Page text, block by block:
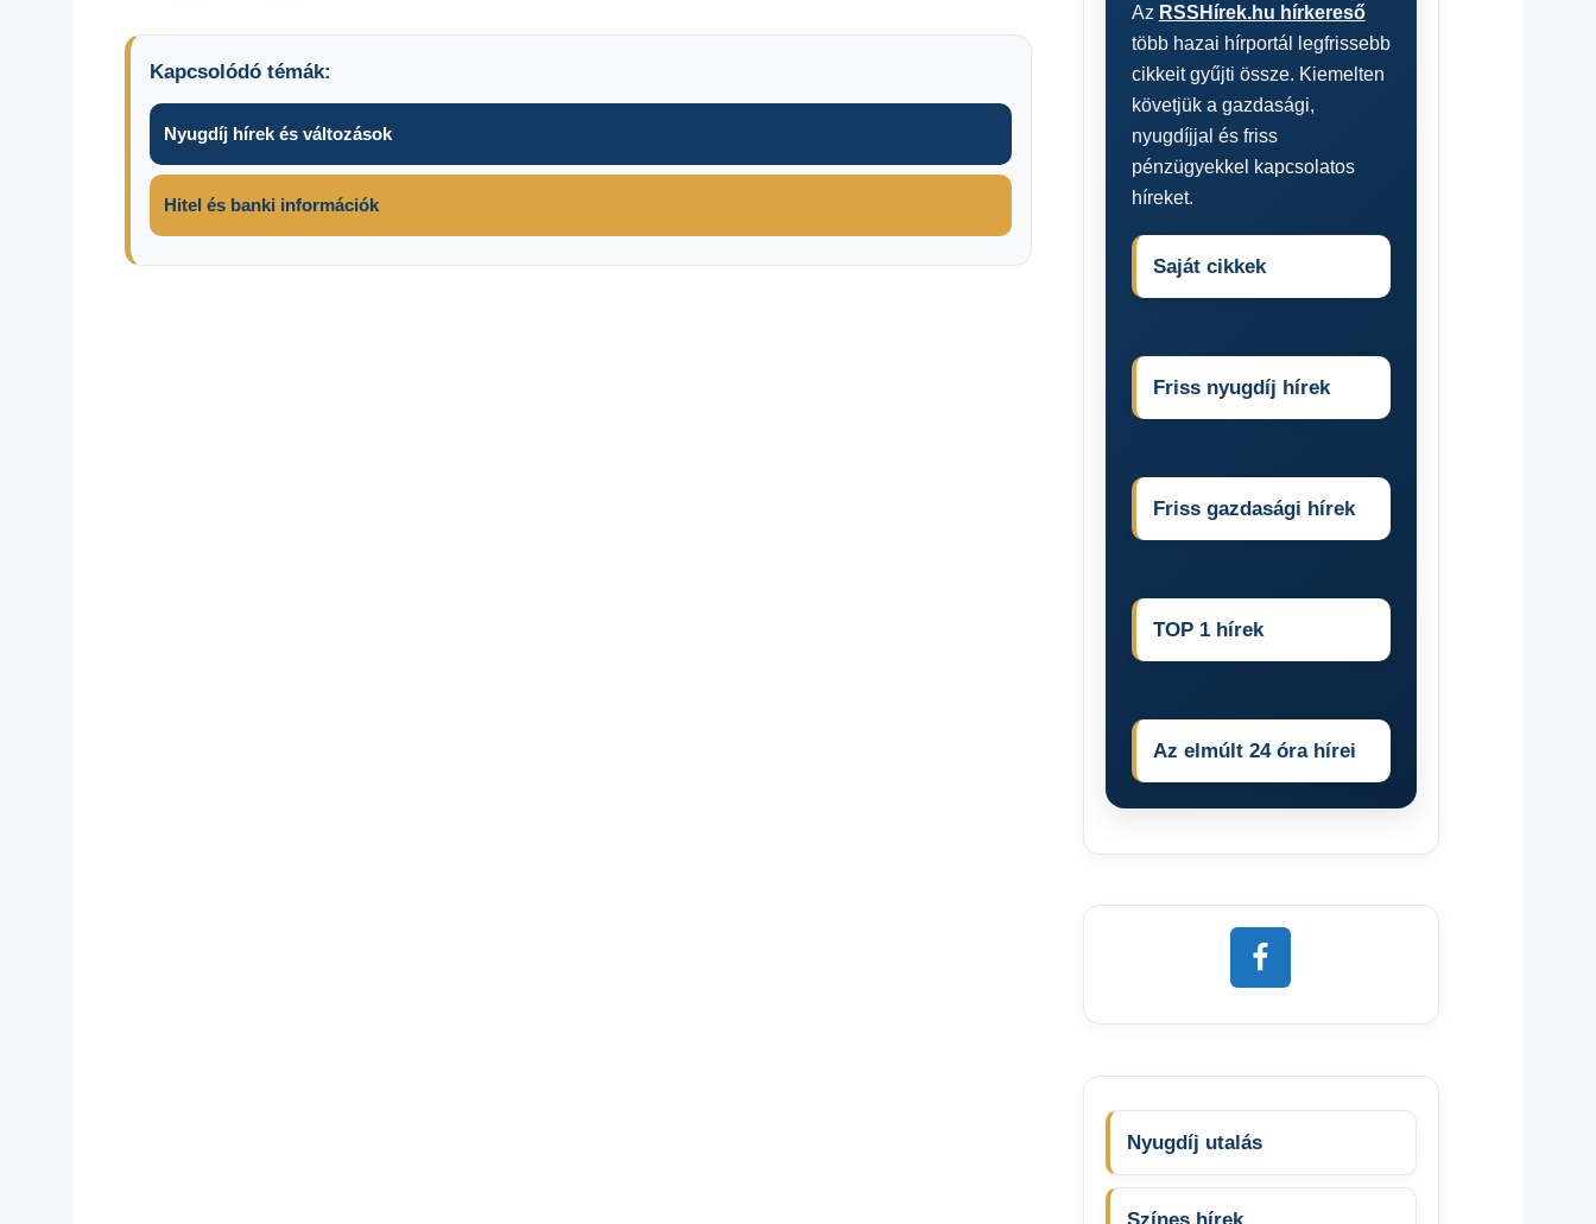
Kapcsolódó témák:
Nyugdíj hírek és változások
Hitel és banki információk
Az RSSHírek.hu hírkereső
több hazai hírportál legfrissebb
cikkeit gyűjti össze. Kiemelten
követjük a gazdasági,
nyugdíjjal és friss
pénzügyekkel kapcsolatos
híreket.
Saját cikkek
Friss nyugdíj hírek
Friss gazdasági hírek
TOP 1 hírek
Az elmúlt 24 óra hírei
Nyugdíj utalás
Színes hírek